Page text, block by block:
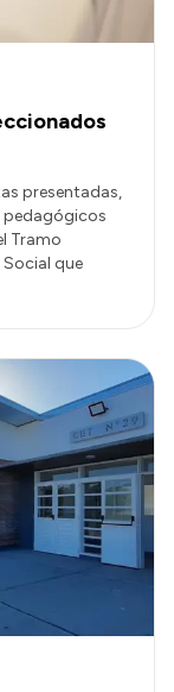
presentadas,
pedagógicos
Tramo
que